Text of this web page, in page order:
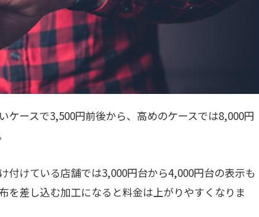
ケースで3,500円前後から、高めのケースでは8,000円
付けている店舗では3,000円台から4,000円台の表示も
を差し込む加工になると料金は上がりやすくなりま